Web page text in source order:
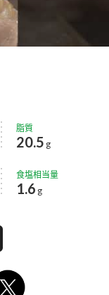
脂質
20.5 g
食塩相当量
1.6 g